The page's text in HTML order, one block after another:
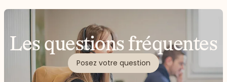
Les questions fréquentes
Posez votre question